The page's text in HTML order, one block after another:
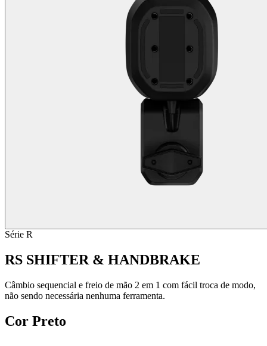
Série R
RS SHIFTER & HANDBRAKE
Câmbio sequencial e freio de mão 2 em 1 com fácil troca de modo,
não sendo necessária nenhuma ferramenta.
Cor Preto